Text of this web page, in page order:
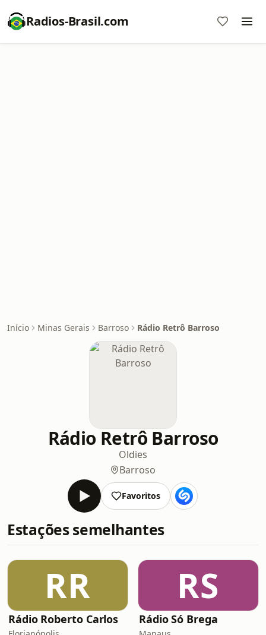
Radios-Brasil.com
Início Minas Gerais Barroso Rádio Retrô Barroso
Rádio Retrô Barroso
Oldies
Barroso
Favoritos
Estações semelhantes
RR
Rádio Roberto Carlos
RS
Rádio Só Brega